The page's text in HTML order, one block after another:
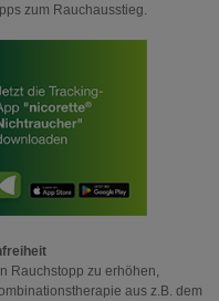
zum Rauchausstieg.
Rauchstopp zu erhöhen,
aus z.B. dem